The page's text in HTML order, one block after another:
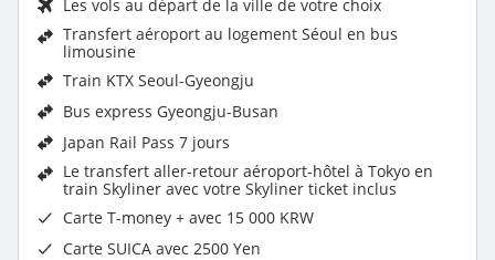
Les vols au départ de la ville de votre choix
Transfert aéroport au logement Séoul en bus
limousine
Train KTX Seoul-Gyeongju
Bus express Gyeongju-Busan
Japan Rail Pass 7 jours
Le transfert aller-retour aéroport-hôtel à Tokyo en
train Skyliner avec votre Skyliner ticket inclus
Carte T-money + avec 15 000 KRW
Carte SUICA avec 2500 Yen